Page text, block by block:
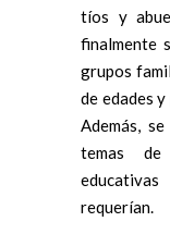
tíos y
finalmente
grupos
de edades
Además,
temas de
requerían.